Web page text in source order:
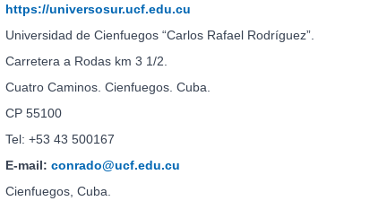
https://universosur.ucf.edu.cu
Universidad de Cienfuegos “Carlos Rafael Rodríguez”.
Carretera a Rodas km 3 1/2.
Cuatro Caminos. Cienfuegos. Cuba.
CP 55100
Tel: +53 43 500167
E-mail: conrado@ucf.edu.cu
Cienfuegos, Cuba.